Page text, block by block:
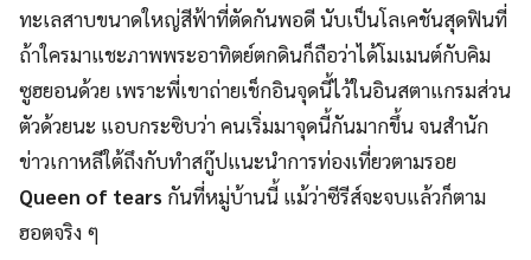
ทะเลสาบขนาดใหญ่สีฟ้าที่ตัดกันพอดี นับเป็นโลเคชันสุดฟินที่
ถ้าใครมาแชะภาพพระอาทิตย์ตกดินก็ถือว่าได้โมเมนต์กับคิม
ซูฮยอนด้วย เพราะพี่เขาถ่ายเช็กอินจุดนี้ไว้ในอินสตาแกรมส่วน
ตัวด้วยนะ แอบกระซิบว่า คนเริ่มมาจุดนี้กันมากขึ้น จนสำนัก
ข่าวเกาหลีใต้ถึงกับทำสกู๊ปแนะนำการท่องเที่ยวตามรอย
Queen of tears กันที่หมู่บ้านนี้ แม้ว่าซีรีส์จะจบแล้วก็ตาม
ฮอตจริง ๆ